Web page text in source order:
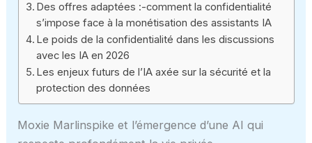
Des offres adaptées :-comment la confidentialité
s’impose face à la monétisation des assistants IA
Le poids de la confidentialité dans les discussions
avec les IA en 2026
Les enjeux futurs de l’IA axée sur la sécurité et la
protection des données
Moxie Marlinspike et l’émergence d’une AI qui